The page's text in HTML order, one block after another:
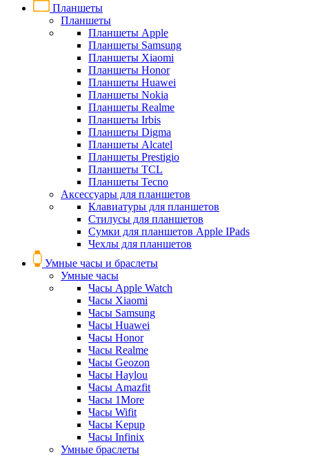
Планшеты
Планшеты
Планшеты Apple
Планшеты Samsung
Планшеты Xiaomi
Планшеты Honor
Планшеты Huawei
Планшеты Nokia
Планшеты Realme
Планшеты Irbis
Планшеты Digma
Планшеты Alcatel
Планшеты Prestigio
Планшеты TCL
Планшеты Tecno
Аксессуары для планшетов
Клавиатуры для планшетов
Стилусы для планшетов
Сумки для планшетов Apple IPads
Чехлы для планшетов
Умные часы и браслеты
Умные часы
Часы Apple Watch
Часы Xiaomi
Часы Samsung
Часы Huawei
Часы Honor
Часы Realme
Часы Geozon
Часы Haylou
Часы Amazfit
Часы 1More
Часы Wifit
Часы Kepup
Часы Infinix
Умные браслеты